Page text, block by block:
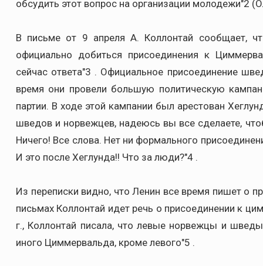
обсудить этот вопрос на организации молодежи"2
В письме от 9 апреля А. Коллонтай сообщает,
официально добиться присоединения к
сейчас ответа"3 . Официальное присоединение
время они провели большую политическую
партии. В ходе этой кампании был арестован
шведов и норвежцев, надеюсь вы все сделаете,
Ничего! Все слова. Нет ни формального
И это после Хеглунда!! Что за люди?"4 .
Из переписки видно, что Ленин все время пишет о
письмах Коллонтай идет речь о присоединении к
г., Коллонтай писала, что левые норвежцы и
иного Циммервальда, кроме левого"5 .